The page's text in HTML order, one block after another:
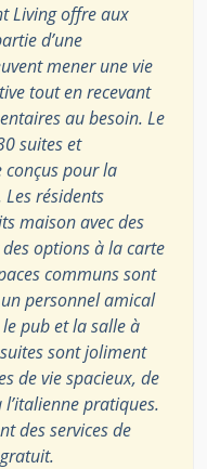
Living offre aux
d’une
mener une vie
tout en recevant
au besoin. Le
suites et
conçus pour la
résidents
maison avec des
options à la carte
communs sont
personnel amical
pub et la salle à
sont joliment
de vie spacieux, de
pratiques.
des services de